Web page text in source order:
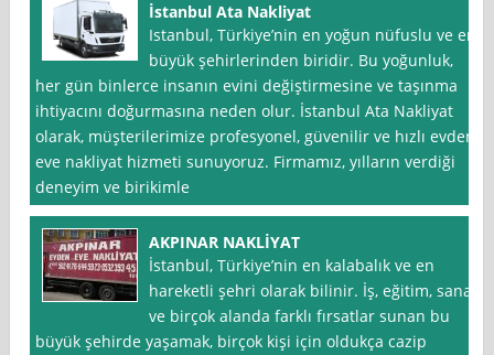
İstanbul Ata Nakliyat
Istanbul, Türkiye’nin en yoğun nüfuslu ve en
büyük şehirlerinden biridir. Bu yoğunluk,
her gün binlerce insanın evini değiştirmesine ve taşınma
ihtiyacını doğurmasına neden olur. İstanbul Ata Nakliyat
olarak, müşterilerimize profesyonel, güvenilir ve hızlı evden
eve nakliyat hizmeti sunuyoruz. Firmamız, yılların verdiği
deneyim ve birikimle
AKPINAR NAKLİYAT
İstanbul, Türkiye’nin en kalabalık ve en
hareketli şehri olarak bilinir. İş, eğitim, sanat
ve birçok alanda farklı fırsatlar sunan bu
büyük şehirde yaşamak, birçok kişi için oldukça cazip